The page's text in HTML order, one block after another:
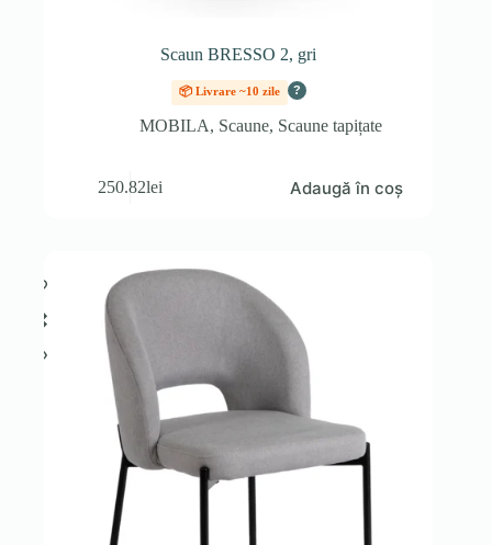
Scaun BRESSO 2, gri
📦 Livrare ~10 zile ?
MOBILA, Scaune, Scaune tapițate
250.82lei Adaugă în coș